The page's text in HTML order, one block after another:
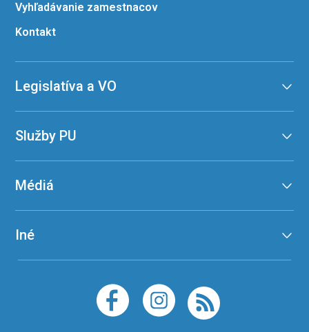
Vyhľadávanie zamestnacov
Kontakt
Legislatíva a VO
Služby PU
Médiá
Iné